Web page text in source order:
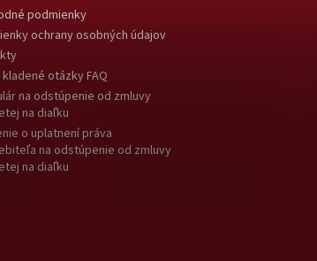
podmienky
ochrany osobných údajov
otázky FAQ
na odstúpenie od zmluvy
na diaľku
o uplatnení práva
na odstúpenie od zmluvy
na diaľku